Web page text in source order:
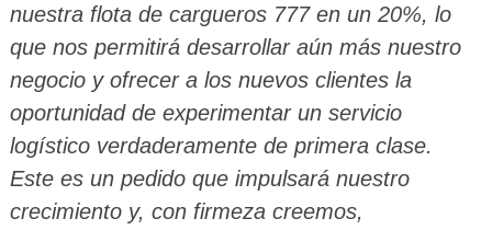
nuestra flota de cargueros 777 en un 20%, lo
que nos permitirá desarrollar aún más nuestro
negocio y ofrecer a los nuevos clientes la
oportunidad de experimentar un servicio
logístico verdaderamente de primera clase.
Este es un pedido que impulsará nuestro
crecimiento y, con firmeza creemos,